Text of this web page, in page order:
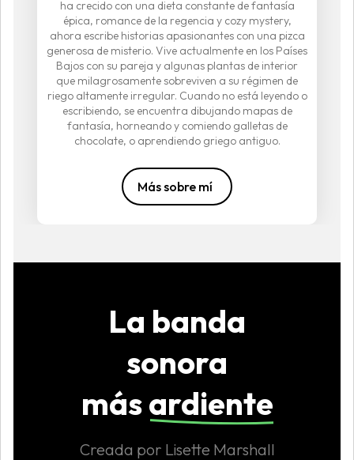
ha crecido con una dieta constante de fantasía
épica, romance de la regencia y cozy mystery,
ahora escribe historias apasionantes con una pizca
generosa de misterio. Vive actualmente en los Países
Bajos con su pareja y algunas plantas de interior
que milagrosamente sobreviven a su régimen de
riego altamente irregular. Cuando no está leyendo o
escribiendo, se encuentra dibujando mapas de
fantasía, horneando y comiendo galletas de
chocolate, o aprendiendo griego antiguo.
Más sobre mí
La banda
sonora
másardiente
Creada por Lisette Marshall